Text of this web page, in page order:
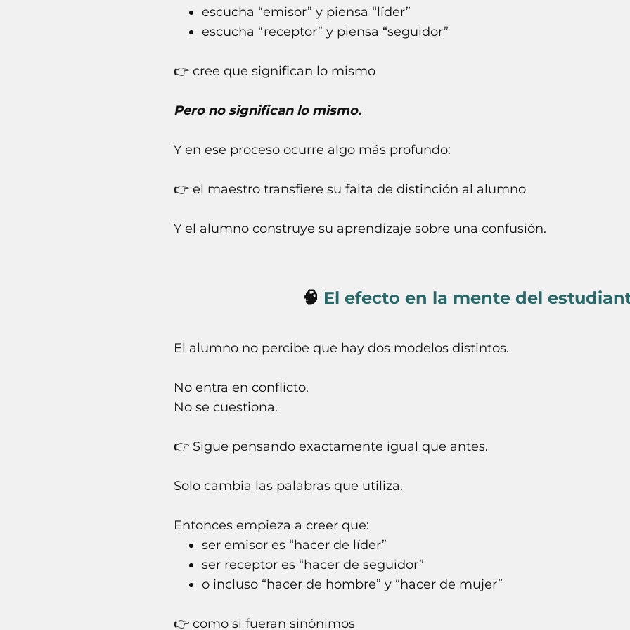
escucha “emisor” y piensa “líder”
escucha “receptor” y piensa “seguidor”
👉 cree que significan lo mismo
Pero no significan lo mismo.
Y en ese proceso ocurre algo más profundo:
👉 el maestro transfiere su falta de distinción al alumno
Y el alumno construye su aprendizaje sobre una confusión.
🧠 El efecto en la mente del
El alumno no percibe que hay dos modelos distintos.
No entra en conflicto.
No se cuestiona.
👉 Sigue pensando exactamente igual que antes.
Solo cambia las palabras que utiliza.
Entonces empieza a creer que:
ser emisor es “hacer de líder”
ser receptor es “hacer de seguidor”
o incluso “hacer de hombre” y “hacer de mujer”
👉 como si fueran sinónimos